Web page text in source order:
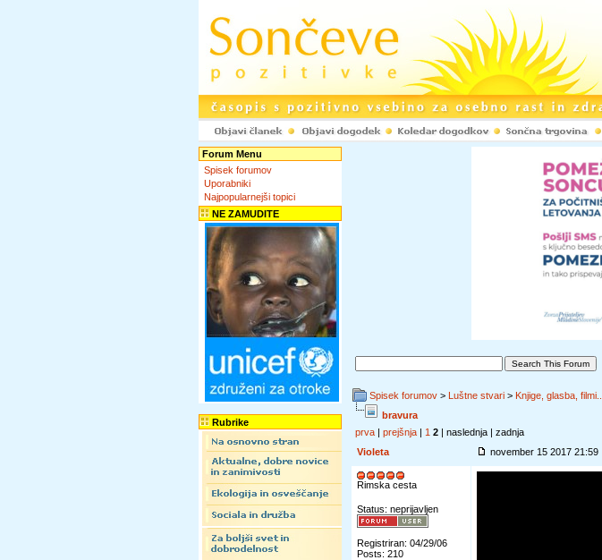
Forum Menu
Spisek forumov
Uporabniki
Najpopularnejši topici
NE ZAMUDITE
Rubrike
Spisek forumov > Luštne stvari > Knjige, glasba, filmi...
bravura
prva | prejšnja | 1 2 | naslednja | zadnja
Violeta
november 15 2017 21:59
Rimska cesta
Status: neprijavljen
Registriran: 04/29/06
Posts: 210